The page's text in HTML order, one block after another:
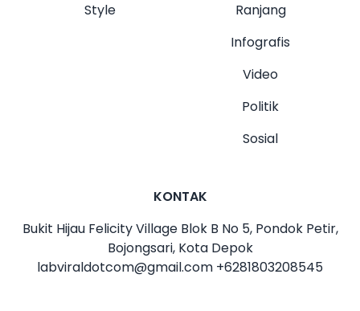
Style
Ranjang
Infografis
Video
Politik
Sosial
KONTAK
Bukit Hijau Felicity Village Blok B No 5, Pondok Petir,
Bojongsari, Kota Depok
labviraldotcom@gmail.com +6281803208545